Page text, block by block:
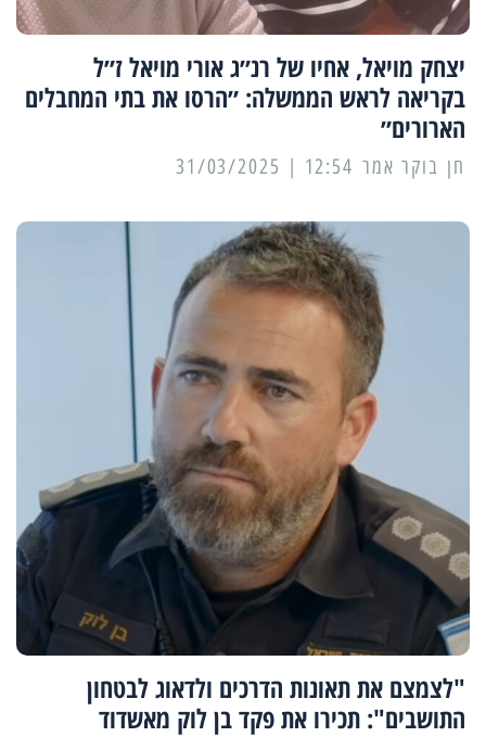
יצחק מויאל, אחיו של רנ״ג אורי מויאל ז״ל
בקריאה לראש הממשלה: ״הרסו את בתי המחבלים
הארורים״
12:54 | 31/03/2025
"לצמצם את תאונות הדרכים ולדאוג לבטחון
התושבים": תכירו את פקד בן לוק מאשדוד